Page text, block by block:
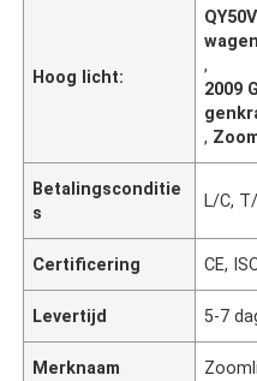
Hoog licht:
,
2009
,
Betalingsconditie
s
L/C,
Certificering CE,
Levertijd 5-7
Merknaam